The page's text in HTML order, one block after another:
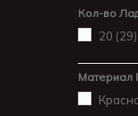
Кол-во
20 (29)
Материал